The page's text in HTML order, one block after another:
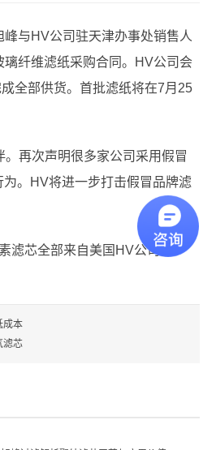
与HV公司驻天津办事处销售人
璃纤维滤纸采购合同。HV公司会
全部供货。首批滤纸将在7月25
再次声明很多家公司采用假冒
。HV将进一步打击假冒品牌滤
滤芯全部来自美国HV公司。
成本
滤芯